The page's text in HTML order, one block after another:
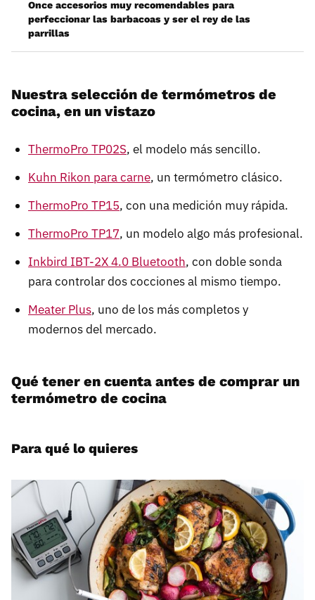
Once accesorios muy recomendables para
perfeccionar las barbacoas y ser el rey de las
parrillas
Nuestra selección de termómetros de
cocina, en un vistazo
ThermoPro TP02S, el modelo más sencillo.
Kuhn Rikon para carne, un termómetro clásico.
ThermoPro TP15, con una medición muy rápida.
ThermoPro TP17, un modelo algo más profesional.
Inkbird IBT-2X 4.0 Bluetooth, con doble sonda
para controlar dos cocciones al mismo tiempo.
Meater Plus, uno de los más completos y
modernos del mercado.
Qué tener en cuenta antes de comprar un
termómetro de cocina
Para qué lo quieres